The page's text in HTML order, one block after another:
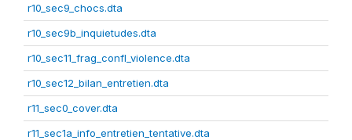
r10_sec9_chocs.dta
r10_sec9b_inquietudes.dta
r10_sec11_frag_confl_violence.dta
r10_sec12_bilan_entretien.dta
r11_sec0_cover.dta
r11_sec1a_info_entretien_tentative.dta